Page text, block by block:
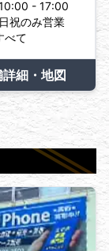
- 17:00
祝のみ営業
べて
詳細・地図